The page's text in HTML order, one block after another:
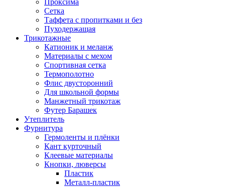
Проксима
Сетка
Таффета с пропитками и без
Пуходержащая
Трикотажные
Катионик и меланж
Материалы с мехом
Спортивная сетка
Термополотно
Флис двусторонний
Для школьной формы
Манжетный трикотаж
Футер Барашек
Утеплитель
Фурнитура
Гермоленты и плёнки
Кант курточный
Клеевые материалы
Кнопки, люверсы
Пластик
Металл-пластик